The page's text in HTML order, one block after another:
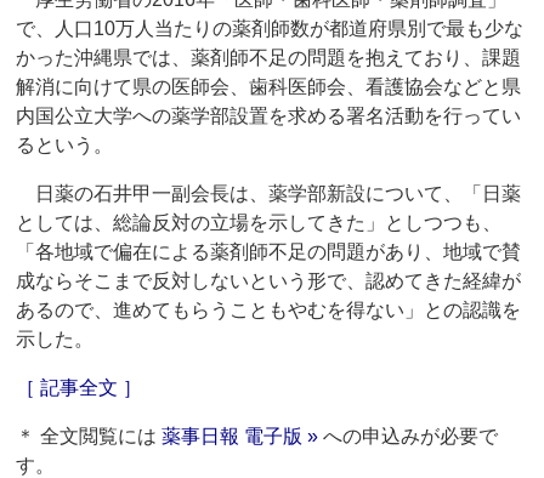
で、人口10万人当たりの薬剤師数が都道府県別で最も少な
かった沖縄県では、薬剤師不足の問題を抱えており、課題
解消に向けて県の医師会、歯科医師会、看護協会などと県
内国公立大学への薬学部設置を求める署名活動を行ってい
るという。
日薬の石井甲一副会長は、薬学部新設について、「日薬
としては、総論反対の立場を示してきた」としつつも、
「各地域で偏在による薬剤師不足の問題があり、地域で賛
成ならそこまで反対しないという形で、認めてきた経緯が
あるので、進めてもらうこともやむを得ない」との認識を
示した。
［ 記事全文 ］
＊ 全文閲覧には薬事日報 電子版 » への申込みが必要で
す。